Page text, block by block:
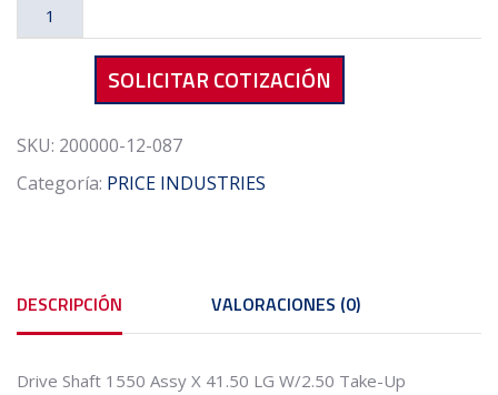
PRICE
INDUSTRIES
Drive
1550
LG
SOLICITAR COTIZACIÓN
SKU: 200000-12-087
Categoría: PRICE INDUSTRIES
DESCRIPCIÓN VALORACIONES (0)
Drive Shaft 1550 Assy X 41.50 LG W/2.50 Take-Up